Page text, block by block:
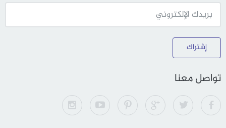
إشتراك
تواصل معنا